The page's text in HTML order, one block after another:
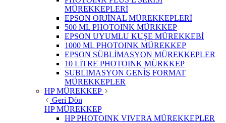
MÜREKKEPLERİ
EPSON ORJİNAL MÜREKKEPLERİ
500 ML PHOTOINK MÜRKKEP
EPSON UYUMLU KUŞE MÜREKKEBİ
1000 ML PHOTOINK MÜREKKEP
EPSON SÜBLİMASYON MÜREKKEPLER
10 LİTRE PHOTOINK MÜRKKEP
SUBLIMASYON GENİŞ FORMAT
MÜREKKEPLER
HP MÜREKKEP
Geri Dön
HP MÜREKKEP
HP PHOTOINK VIVERA MÜREKKEPLER